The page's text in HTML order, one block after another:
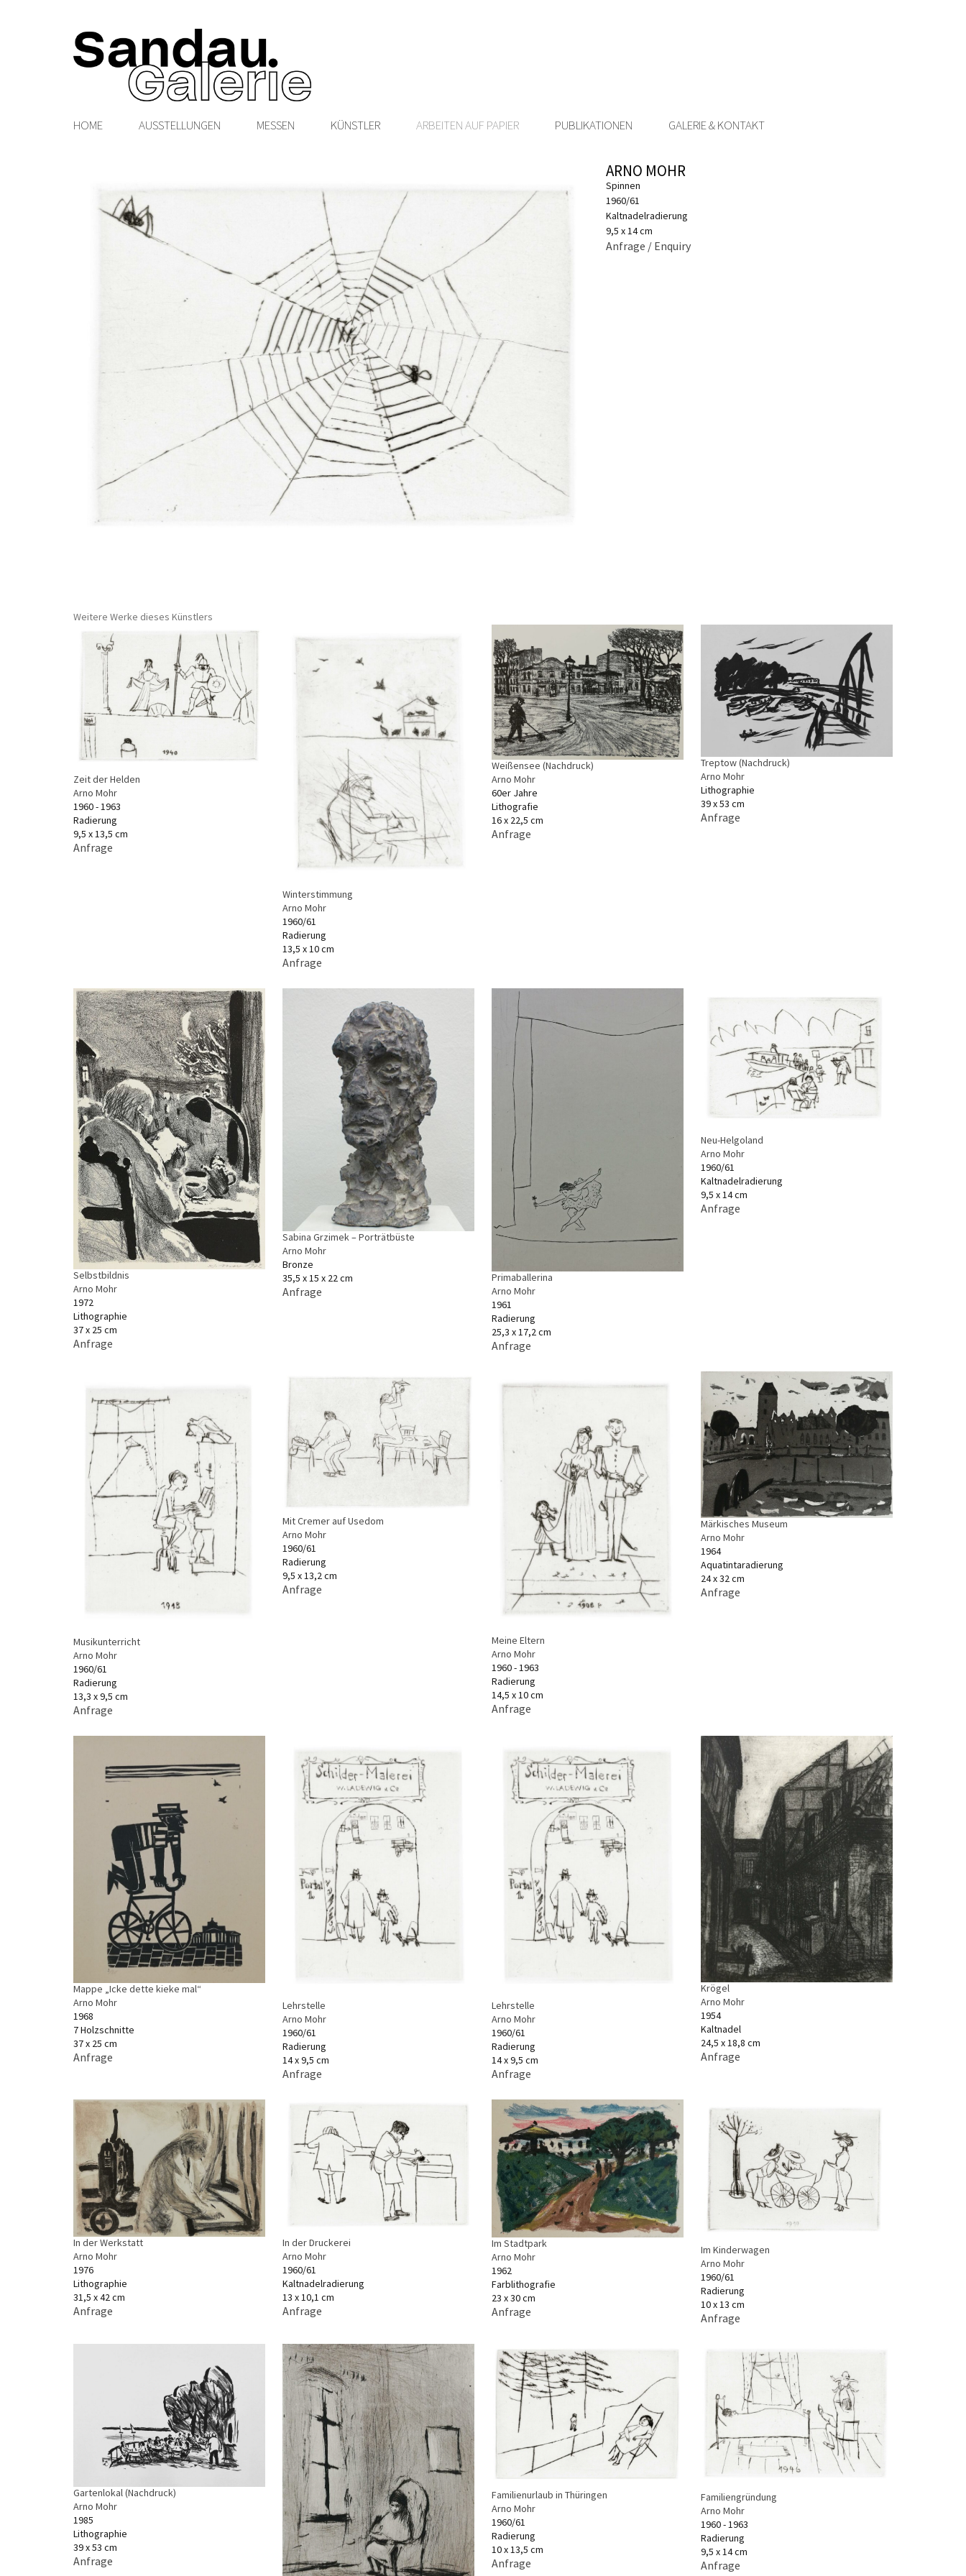
HOME AUSSTELLUNGEN MESSEN KÜNSTLER ARBEITEN AUF PAPIER PUBLIKATIONEN GALERIE & KONTAKT
ARNO MOHR
Spinnen
1960/61
Kaltnadelradierung
9,5 x 14 cm
Anfrage / Enquiry
Weitere Werke dieses Künstlers
Zeit der Helden
Arno Mohr
1960 - 1963
Radierung
9,5 x 13,5 cm
Anfrage
Winterstimmung
Arno Mohr
1960/61
Radierung
13,5 x 10 cm
Anfrage
Weißensee (Nachdruck)
Arno Mohr
60er Jahre
Lithografie
16 x 22,5 cm
Anfrage
Treptow (Nachdruck)
Arno Mohr
Lithographie
39 x 53 cm
Anfrage
Selbstbildnis
Arno Mohr
1972
Lithographie
37 x 25 cm
Anfrage
Sabina Grzimek – Porträtbüste
Arno Mohr
Bronze
35,5 x 15 x 22 cm
Anfrage
Primaballerina
Arno Mohr
1961
Radierung
25,3 x 17,2 cm
Anfrage
Neu-Helgoland
Arno Mohr
1960/61
Kaltnadelradierung
9,5 x 14 cm
Anfrage
Musikunterricht
Arno Mohr
1960/61
Radierung
13,3 x 9,5 cm
Anfrage
Mit Cremer auf Usedom
Arno Mohr
1960/61
Radierung
9,5 x 13,2 cm
Anfrage
Meine Eltern
Arno Mohr
1960 - 1963
Radierung
14,5 x 10 cm
Anfrage
Märkisches Museum
Arno Mohr
1964
Aquatintaradierung
24 x 32 cm
Anfrage
Mappe „Icke dette kieke mal“
Arno Mohr
1968
7 Holzschnitte
37 x 25 cm
Anfrage
Lehrstelle
Arno Mohr
1960/61
Radierung
14 x 9,5 cm
Anfrage
Lehrstelle
Arno Mohr
1960/61
Radierung
14 x 9,5 cm
Anfrage
Krögel
Arno Mohr
1954
Kaltnadel
24,5 x 18,8 cm
Anfrage
In der Werkstatt
Arno Mohr
1976
Lithographie
31,5 x 42 cm
Anfrage
In der Druckerei
Arno Mohr
1960/61
Kaltnadelradierung
13 x 10,1 cm
Anfrage
Im Stadtpark
Arno Mohr
1962
Farblithografie
23 x 30 cm
Anfrage
Im Kinderwagen
Arno Mohr
1960/61
Radierung
10 x 13 cm
Anfrage
Gartenlokal (Nachdruck)
Arno Mohr
1985
Lithographie
39 x 53 cm
Anfrage
Familienurlaub in Thüringen
Arno Mohr
1960/61
Radierung
10 x 13,5 cm
Anfrage
Familiengründung
Arno Mohr
1960 - 1963
Radierung
9,5 x 14 cm
Anfrage